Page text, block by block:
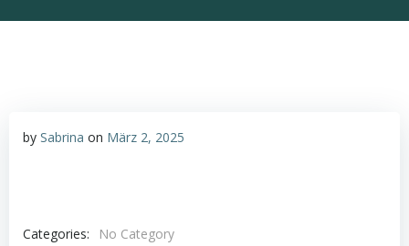
by Sabrina on März 2, 2025
Categories:
No Category